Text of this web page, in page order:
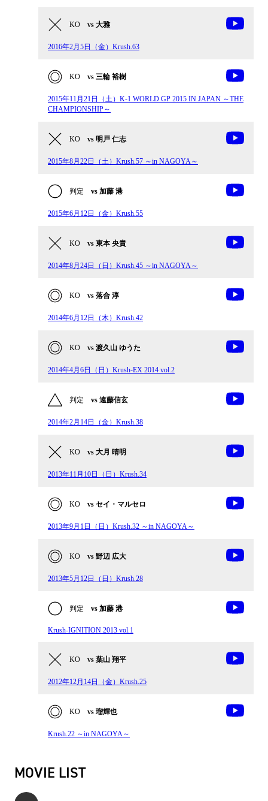
KO vs 大雅
2016年2月5日（金）Krush.63
KO vs 三輪 裕樹
2015年11月21日（土）K-1 WORLD GP 2015 IN JAPAN ～THE
CHAMPIONSHIP～
KO vs 明戸 仁志
2015年8月22日（土）Krush.57 ～in NAGOYA～
判定 vs 加藤 港
2015年6月12日（金）Krush.55
KO vs 東本 央貴
2014年8月24日（日）Krush.45 ～in NAGOYA～
KO vs 落合 淳
2014年6月12日（木）Krush.42
KO vs 渡久山 ゆうた
2014年4月6日（日）Krush-EX 2014 vol.2
判定 vs 遠藤信玄
2014年2月14日（金）Krush.38
KO vs 大月 晴明
2013年11月10日（日）Krush.34
KO vs セイ・マルセロ
2013年9月1日（日）Krush.32 ～in NAGOYA～
KO vs 野辺 広大
2013年5月12日（日）Krush.28
判定 vs 加藤 港
Krush-IGNITION 2013 vol.1
KO vs 葉山 翔平
2012年12月14日（金）Krush.25
KO vs 瑠輝也
Krush.22 ～in NAGOYA～
MOVIE LIST